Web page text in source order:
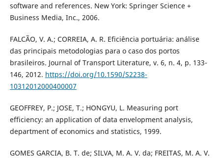
software and references. New York: Springer Science +
Business Media, Inc., 2006.
FALCÃO, V. A.; CORREIA, A. R. Eficiência portuária: análise
das principais metodologias para o caso dos portos
brasileiros. Journal of Transport Literature, v. 6, n. 4, p. 133-
146, 2012. https://doi.org/10.1590/S2238-
10312012000400007
GEOFFREY, P.; JOSE, T.; HONGYU, L. Measuring port
efficiency: an application of data envelopment analysis,
department of economics and statistics, 1999.
GOMES GARCIA, B. T. de; SILVA, M. A. V. da; FREITAS, M. A. V.